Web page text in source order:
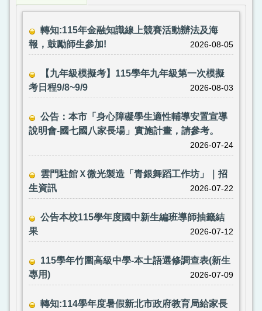
轉知:115年金融知識線上競賽活動辦法及海
報，鼓勵師生參加!
2026-08-05
【九年級模擬考】115學年九年級第一次模擬
考日程9/8~9/9
2026-08-03
公告：本市「身心障礙學生適性輔導安置宣導
說明會-國七國八家長場」實施計畫，請參考。
2026-07-24
雲門駐館Ｘ微光製造「青銀舞蹈工作坊」｜招
生資訊
2026-07-22
公告本校115學年度國中新生編班導師抽籤結
果
2026-07-12
115學年竹圍高級中學-本土語選修調查表(新生
專用)
2026-07-09
轉知:114學年度暑假新北市政府教育局給家長